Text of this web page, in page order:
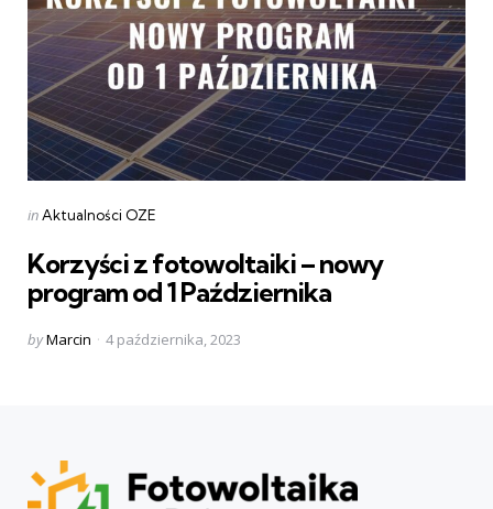
Categories
Posted
inAktualności OZE
Korzyści z fotowoltaiki – nowy
program od 1 Października
Posted
byMarcin 4 października, 2023